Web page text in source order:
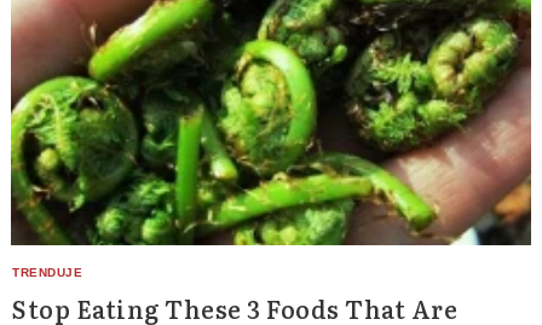
Stop Eating These 3 Foods That Are